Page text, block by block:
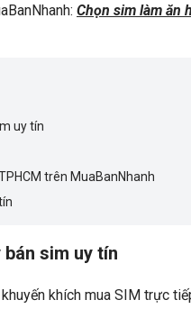
Chọn sim làm ăn
uy tín
trên MuaBanNhanh
sim uy tín
khích mua SIM trực